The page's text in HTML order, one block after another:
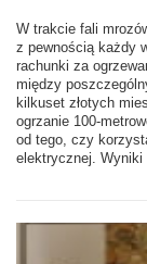
W trakcie fali
z pewnością każdy
rachunki za
między
kilkuset złotych
ogrzanie 100-
od tego, czy
elektrycznej.